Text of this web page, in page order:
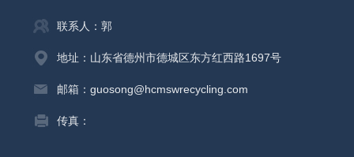
联系人：郭
地址：山东省德州市德城区东方红西路1697号
邮箱：guosong@hcmswrecycling.com
传真：